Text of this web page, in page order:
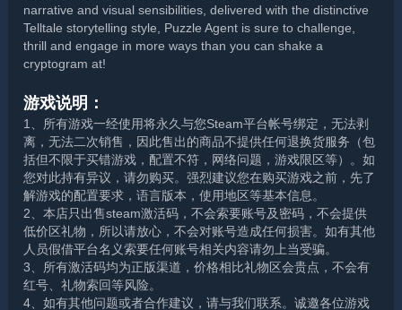
narrative and visual sensibilities, delivered with the distinctive
Telltale storytelling style, Puzzle Agent is sure to challenge,
thrill and engage in more ways than you can shake a
cryptogram at!
游戏说明：
1、所有游戏一经使用将永久与您Steam平台帐号绑定，无法剥
离，无法二次销售，因此售出的商品不提供任何退换货服务（包
括但不限于买错游戏，配置不符，网络问题，游戏限区等）。如
您对此持有异议，请勿购买。强烈建议您在购买游戏之前，先了
解游戏的配置要求，语言版本，使用地区等基本信息。
2、本店只出售steam激活码，不会索要账号及密码，不会提供
低价区礼物，所以请放心，不会对账号造成任何损害。如有其他
人员假借平台名义索要任何账号相关内容请勿上当受骗。
3、所有激活码均为正版渠道，价格相比礼物区会贵点，不会有
红号、礼物索回等风险。
4、如有其他问题或者合作建议，请与我们联系。诚邀各位游戏